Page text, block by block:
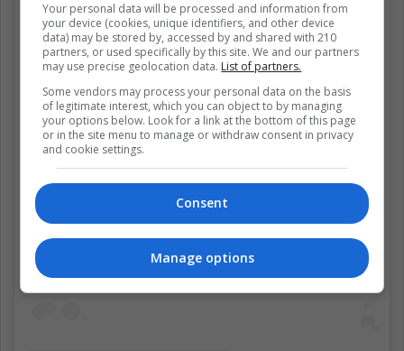
Ver esta publicación en Instagram
Your personal data will be processed and information from
your device (cookies, unique identifiers, and other device
data) may be stored by, accessed by and shared with 210
partners, or used specifically by this site. We and our partners
may use precise geolocation data. List of partners.
Some vendors may process your personal data on the basis
of legitimate interest, which you can object to by managing
your options below. Look for a link at the bottom of this page
or in the site menu to manage or withdraw consent in privacy
and cookie settings.
Consent
Manage options